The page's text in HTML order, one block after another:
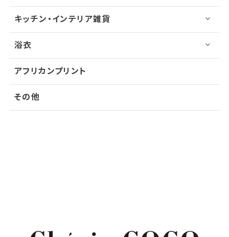
キッチン・インテリア雑貨
浴衣
アフリカンプリント
その他